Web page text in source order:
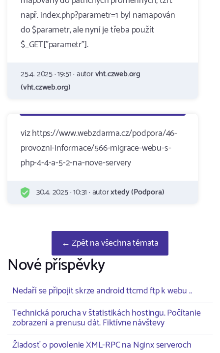
např. index.php?parametr=1 byl namapován
do $parametr, ale nyní je třeba použít
$_GET["parametr"].
25.4. 2025 · 19:51 · autorvht.czweb.org
(vht.czweb.org)
viz https://www.webzdarma.cz/podpora/46-
provozni-informace/566-migrace-webu-s-
php-4-4-a-5-2-na-nove-servery
30.4. 2025 · 10:31 · autorxtedy (Podpora)
← Zpět na všechna témata
Nové příspěvky
Nedaří se připojit skrze android ttcmd ftp k webu ..
Technická porucha v štatistikách hostingu. Počítanie
zobrazení a prenusu dát. Fiktívne návštevy
Žiadosť o povolenie XML-RPC na Nginx serveroch